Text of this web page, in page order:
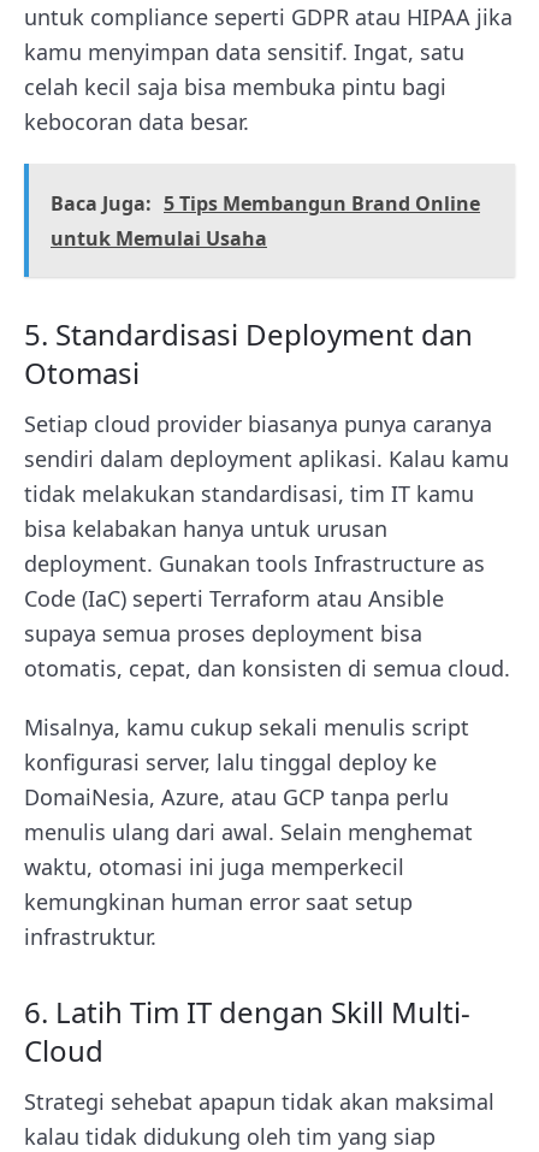
untuk compliance seperti GDPR atau HIPAA jika
kamu menyimpan data sensitif. Ingat, satu
celah kecil saja bisa membuka pintu bagi
kebocoran data besar.
Baca Juga: 5 Tips Membangun Brand Online
untuk Memulai Usaha
5. Standardisasi Deployment dan
Otomasi
Setiap cloud provider biasanya punya caranya
sendiri dalam deployment aplikasi. Kalau kamu
tidak melakukan standardisasi, tim IT kamu
bisa kelabakan hanya untuk urusan
deployment. Gunakan tools Infrastructure as
Code (IaC) seperti Terraform atau Ansible
supaya semua proses deployment bisa
otomatis, cepat, dan konsisten di semua cloud.
Misalnya, kamu cukup sekali menulis script
konfigurasi server, lalu tinggal deploy ke
DomaiNesia, Azure, atau GCP tanpa perlu
menulis ulang dari awal. Selain menghemat
waktu, otomasi ini juga memperkecil
kemungkinan human error saat setup
infrastruktur.
6. Latih Tim IT dengan Skill Multi-
Cloud
Strategi sehebat apapun tidak akan maksimal
kalau tidak didukung oleh tim yang siap